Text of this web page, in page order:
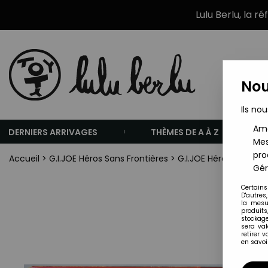
Lulu Berlu, la
DERNIERS ARRIVAGES THÈMES DE A À Z
Accueil > G.I.JOE Héros Sans Frontières > G.I.JOE Héros Sans
Ils
la
sera
retirer
en